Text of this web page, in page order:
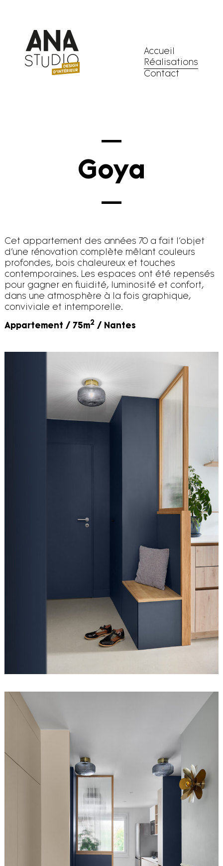
Accueil
Réalisations
Contact
Goya
Cet appartement des années 70 a fait l’objet
d’une rénovation complète mêlant couleurs
profondes, bois chaleureux et touches
contemporaines. Les espaces ont été repensés
pour gagner en fluidité, luminosité et confort,
dans une atmosphère à la fois graphique,
conviviale et intemporelle.
Appartement / 75m2/ Nantes